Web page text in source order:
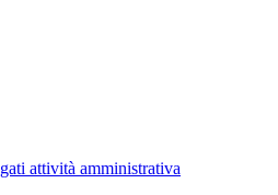
attività amministrativa